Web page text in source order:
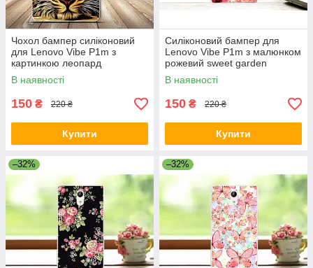
Чохол бампер силіконовий
для Lenovo Vibe P1m з
картинкою леопард
В наявності
150 ₴ 220 ₴
Купити
Силіконовий бампер для
Lenovo Vibe P1m з малюнком
рожевий sweet garden
В наявності
150 ₴ 220 ₴
Купити
–32% –32%